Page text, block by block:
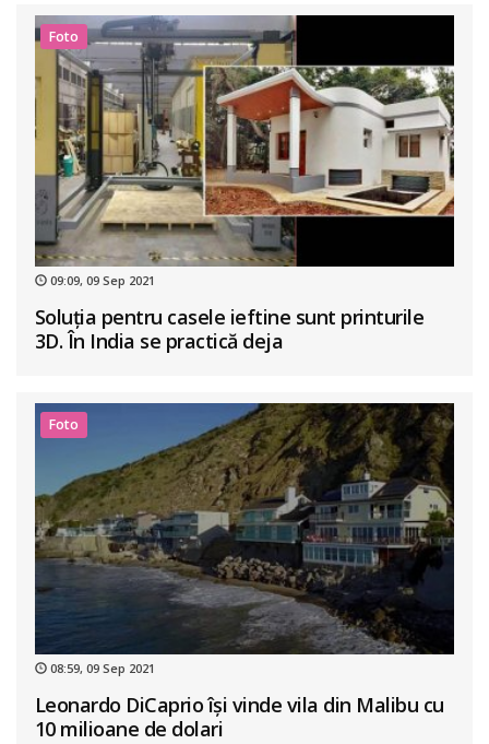
Foto
09:09, 09 Sep 2021
Soluția pentru casele ieftine sunt printurile
3D. În India se practică deja
Foto
08:59, 09 Sep 2021
Leonardo DiCaprio își vinde vila din Malibu cu
10 milioane de dolari